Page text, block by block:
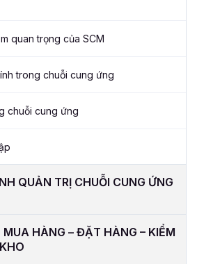
quan trọng của SCM
trong chuỗi cung ứng
chuỗi cung ứng
QUẢN TRỊ CHUỖI CUNG ỨNG
MUA HÀNG – ĐẶT HÀNG – KIỂM